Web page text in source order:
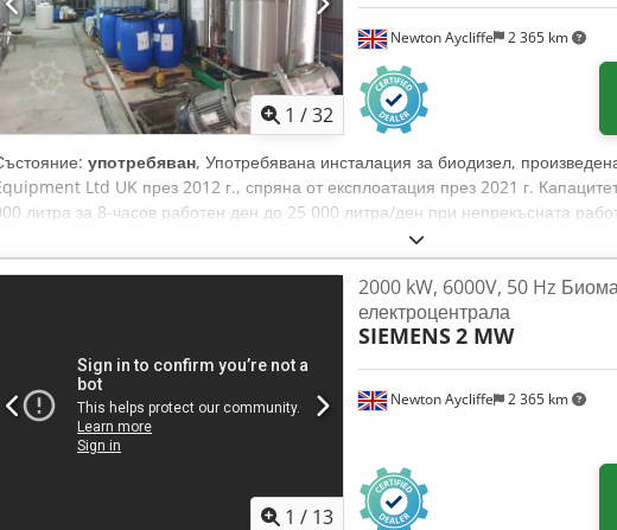
1 /32
Newton Aycliffe 2 365 km
употребяван, Употребявана инсталация за биодизел,
Ltd UK през 2012 г., спряна от експлоатация през 2021 г.
литра за 8-часов работен ден до 25 000 литра/ден при непрекъсната
за обработка на използвани слънчогледово и палмово олио. Credpfxeyhc Rgo
(3) сепаратора, (2) реактора, (2) йонизатора, (2) съда за подготовка
1 / 13
Newton Aycliffe 2 365 km
2000 kW, 6000V, 50 Hz
електроцентрала
SIEMENS2 MW